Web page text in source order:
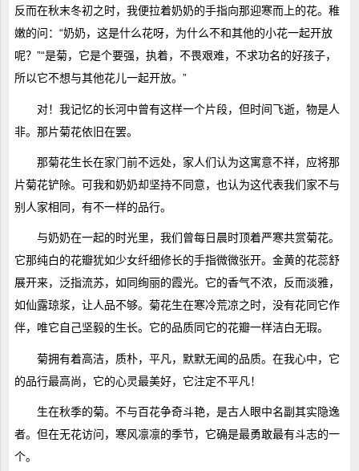
反而在秋末冬初之时，我便拉着奶奶的手指向那迎寒而上的花。稚
嫩的问：“奶奶，这是什么花呀，为什么不和其他的小花一起开放
呢？”“是菊，它是个要强，执着，不畏艰难，不求功名的好孩子，
所以它不想与其他花儿一起开放。”
对！我记忆的长河中曾有这样一个片段，但时间飞逝，物是人
非。那片菊花依旧在罢。
那菊花生长在家门前不远处，家人们认为这寓意不祥，应将那
片菊花铲除。可我和奶奶却坚持不同意，也认为这代表我们家不与
别人家相同，有不一样的品行。
与奶奶在一起的时光里，我们曾每日晨时顶着严寒共赏菊花。
它那纯白的花瓣犹如少女纤细修长的手指微微张开。金黄的花蕊舒
展开来，泛指流苏，如同绚丽的霞光。它的香气不浓，反而淡雅，
如仙露琼浆，让人品不够。菊花生在寒冷荒凉之时，没有花同它作
伴，唯它自己坚毅的生长。它的品质同它的花瓣一样洁白无瑕。
菊拥有着高洁，质朴，平凡，默默无闻的品质。在我心中，它
的品行最高尚，它的心灵最美好，它注定不平凡！
生在秋季的菊。不与百花争奇斗艳，是古人眼中名副其实隐逸
者。但在无花访问，寒风凛凛的季节，它确是最勇敢最有斗志的一
个。